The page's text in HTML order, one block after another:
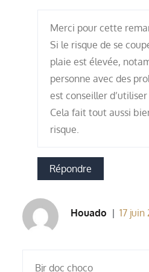
Merci pour cette
Si le risque de se
plaie est élevée,
personne avec des
est conseiller
Cela fait tout aussi
risque.
Répondre
Houado 17
Bjr doc choco